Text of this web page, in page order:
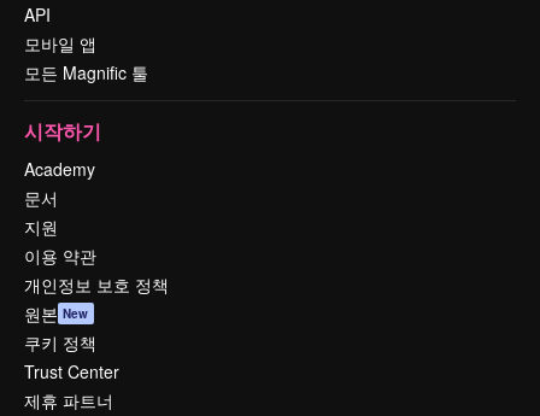
API
모바일 앱
모든 Magnific 툴
시작하기
Academy
문서
지원
이용 약관
개인정보 보호 정책
원본 New
쿠키 정책
Trust Center
제휴 파트너